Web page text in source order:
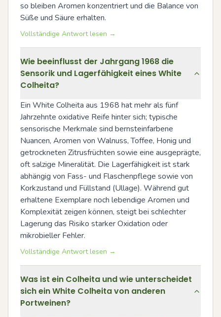
so bleiben Aromen konzentriert und die Balance von
Süße und Säure erhalten.
Vollständige Antwort lesen →
Wie beeinflusst der Jahrgang 1968 die
Sensorik und Lagerfähigkeit eines White
Colheita?
Ein White Colheita aus 1968 hat mehr als fünf
Jahrzehnte oxidative Reife hinter sich; typische
sensorische Merkmale sind bernsteinfarbene
Nuancen, Aromen von Walnuss, Toffee, Honig und
getrockneten Zitrusfrüchten sowie eine ausgeprägte,
oft salzige Mineralität. Die Lagerfähigkeit ist stark
abhängig von Fass- und Flaschenpflege sowie von
Korkzustand und Füllstand (Ullage). Während gut
erhaltene Exemplare noch lebendige Aromen und
Komplexität zeigen können, steigt bei schlechter
Lagerung das Risiko starker Oxidation oder
mikrobieller Fehler.
Vollständige Antwort lesen →
Was ist ein Colheita und wie unterscheidet
sich ein White Colheita von anderen
Portweinen?